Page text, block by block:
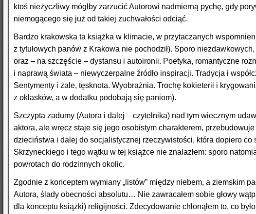
ktoś nieżyczliwy mógłby zarzucić Autorowi nadmierną pychę, gdy
niemogącego się już od takiej zuchwałości odciąć.
Bardzo krakowska ta książka w klimacie, w przytaczanych
z tytułowych panów z Krakowa nie pochodził). Sporo
oraz – na szczęście – dystansu i autoironii. Poetyka, romantyczne
i naprawą świata – niewyczerpalne źródło inspiracji. Tradycja i
Sentymenty i żale, tęsknota. Wyobraźnia. Trochę kokieterii i
z oklasków, a w dodatku podobają się paniom).
Szczypta zadumy (Autora i dalej – czytelnika) nad tym wiecznym
aktora, ale wręcz staje się jego osobistym charakterem,
dzieciństwa i dalej do socjalistycznej rzeczywistości, która dopiero co
Skrzyneckiego i tego wątku w tej książce nie znalazłem: sporo
powrotach do rodzinnych okolic.
Zgodnie z konceptem wymiany „listów” między niebem, a ziemskim
Autora, ślady obecności absolutu… Nie zawracałem sobie głowy
dla konceptu książki) religijności. Zdecydowanie chłonąłem to, co